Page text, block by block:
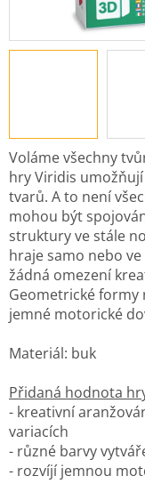
Voláme všechny
hry Viridis
tvarů. A to není
mohou být
struktury ve stále
hraje samo nebo
žádná omezení
Geometrické
jemné motorické
Materiál: buk
Přidaná hodnota
- kreativní
variacích
- různé barvy
- rozvíjí jemnou